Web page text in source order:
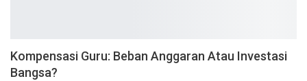
Kompensasi Guru: Beban Anggaran Atau Investasi
Bangsa?